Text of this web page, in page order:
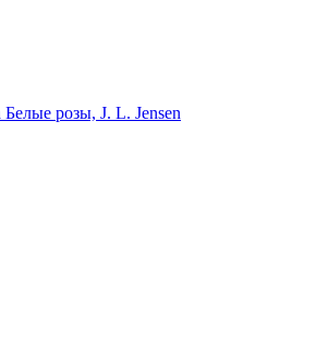
Белые розы, J. L. Jensen